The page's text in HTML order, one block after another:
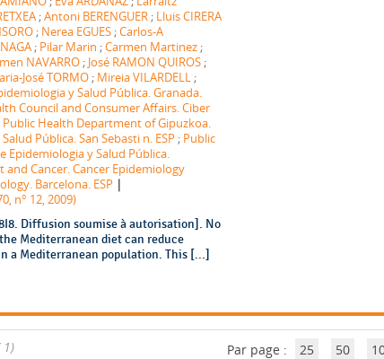
;Antoni BERENGUER ; Lluis CIRERA
; Nerea EGUES ;Carlos-A
; Pilar Marin ;Carmen Martinez ;
NAVARRO ; José RAMON QUIROS ;
José TORMO ; Mireia VILARDELL ;
y Salud Pública. Granada.
Council and Consumer Affairs. Ciber
Public Health Department of Gipuzkoa.
Pública. San Sebasti n. ESP ; Public
Epidemiologia y Salud Pública.
Cancer. Cancer Epidemiology
Barcelona. ESP |
n° 12, 2009)
Diffusion soumise à autorisation]. No
Mediterranean diet can reduce
a Mediterranean population. This [...]
1) Par page : 25 50